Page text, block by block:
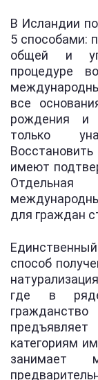
В Исландии
5 способами:
общей и
процедуре
все
рождения и
только
имеют
для граждан
способ
где в
категориям
занимает